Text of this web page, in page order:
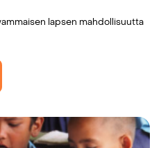
lapsen mahdollisuutta